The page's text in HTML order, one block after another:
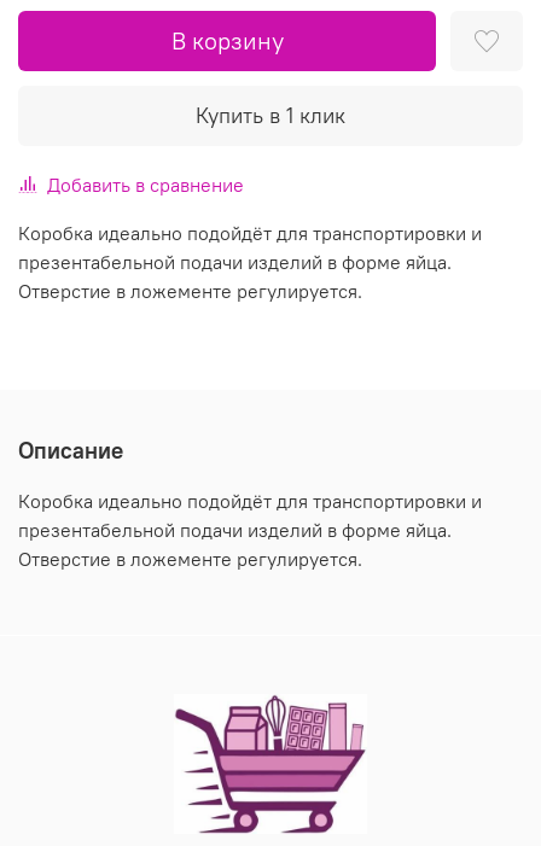
В корзину
Купить в 1 клик
Добавить в сравнение
Коробка идеально подойдёт для транспортировки и
презентабельной подачи изделий в форме яйца.
Отверстие в ложементе регулируется.
Описание
Коробка идеально подойдёт для транспортировки и
презентабельной подачи изделий в форме яйца.
Отверстие в ложементе регулируется.